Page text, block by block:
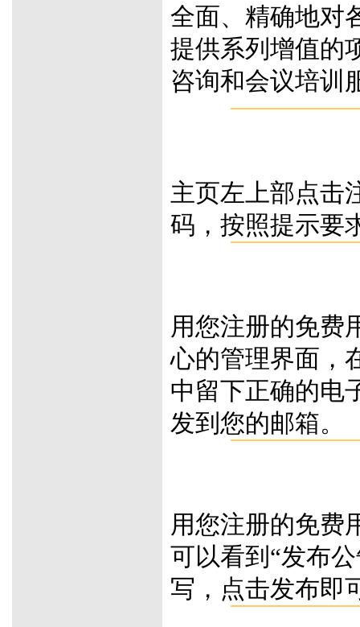
全面、精确地对
提供系列增值的
咨询和会议培训
主页左上部点击
码，按照提示要
用您注册的免费
心的管理界面，
中留下正确的电
发到您的邮箱。
用您注册的免费
可以看到“发布
写，点击发布即